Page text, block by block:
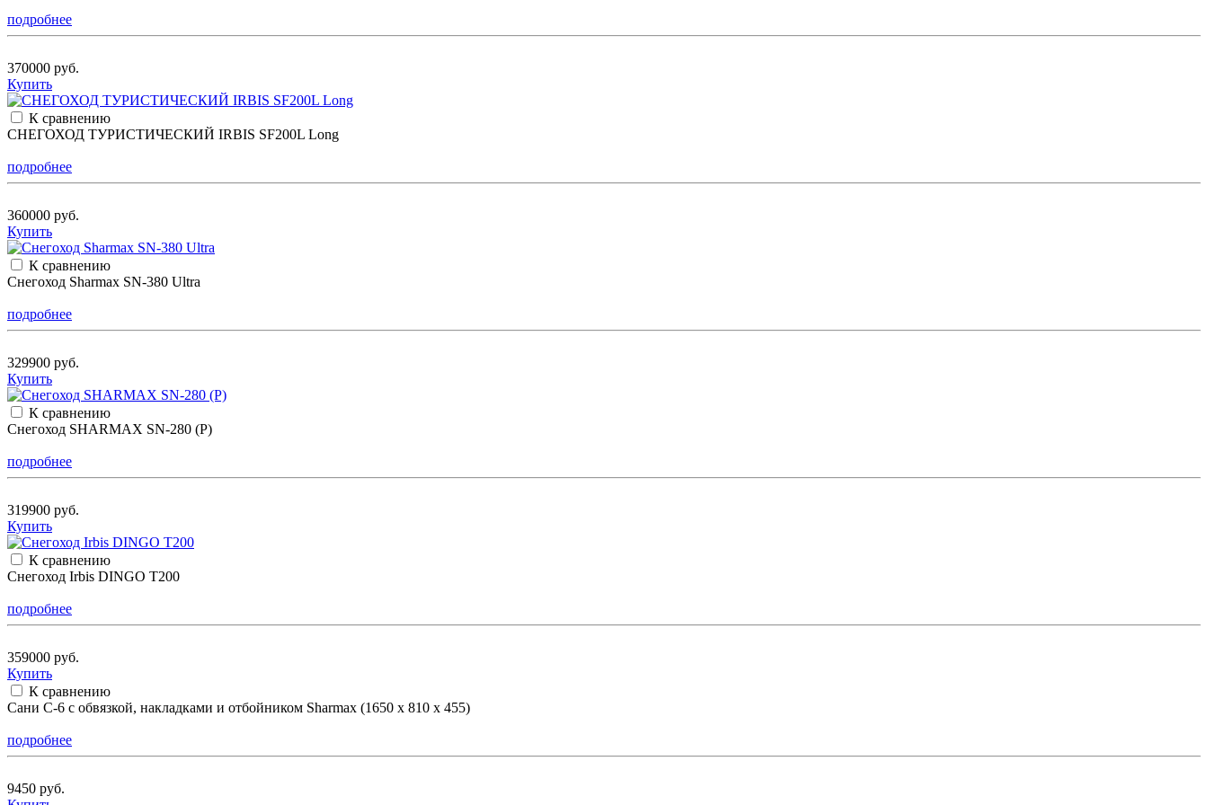
подробнее
370000 руб.
Купить
К сравнению
СНЕГОХОД ТУРИСТИЧЕСКИЙ IRBIS SF200L Long
подробнее
360000 руб.
Купить
К сравнению
Снегоход Sharmax SN-380 Ultra
подробнее
329900 руб.
Купить
К сравнению
Снегоход SHARMAX SN-280 (P)
подробнее
319900 руб.
Купить
К сравнению
Снегоход Irbis DINGO T200
подробнее
359000 руб.
Купить
К сравнению
Сани С-6 с обвязкой, накладками и отбойником Sharmax (1650 х 810 х 455)
подробнее
9450 руб.